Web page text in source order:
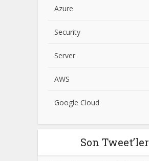
Azure
Security
Server
AWS
Google Cloud
Son Tweet’ler